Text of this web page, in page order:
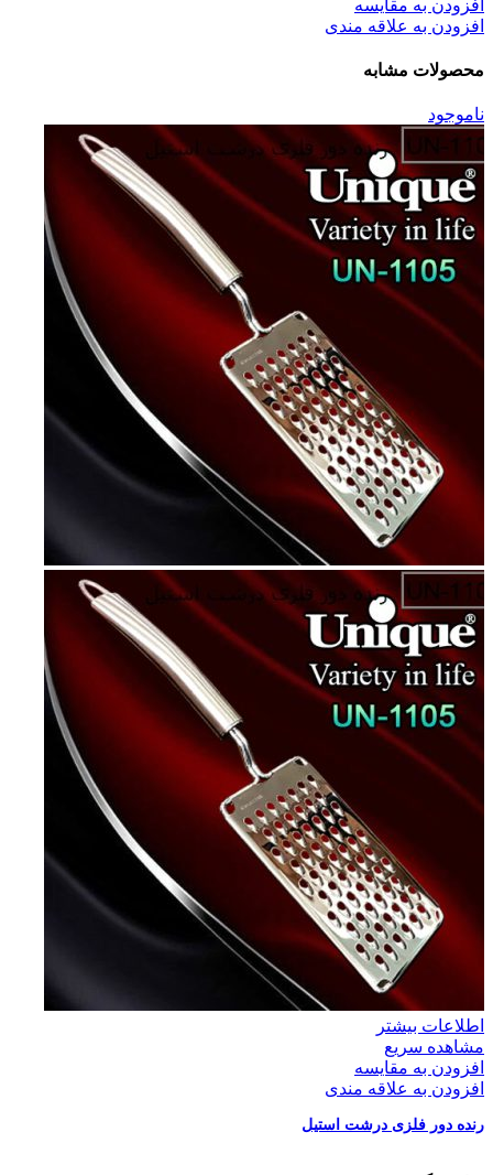
افزودن به مقایسه
افزودن به علاقه مندی
محصولات مشابه
ناموجود
اطلاعات بیشتر
مشاهده سریع
افزودن به مقایسه
افزودن به علاقه مندی
رنده دور فلزی درشت استیل